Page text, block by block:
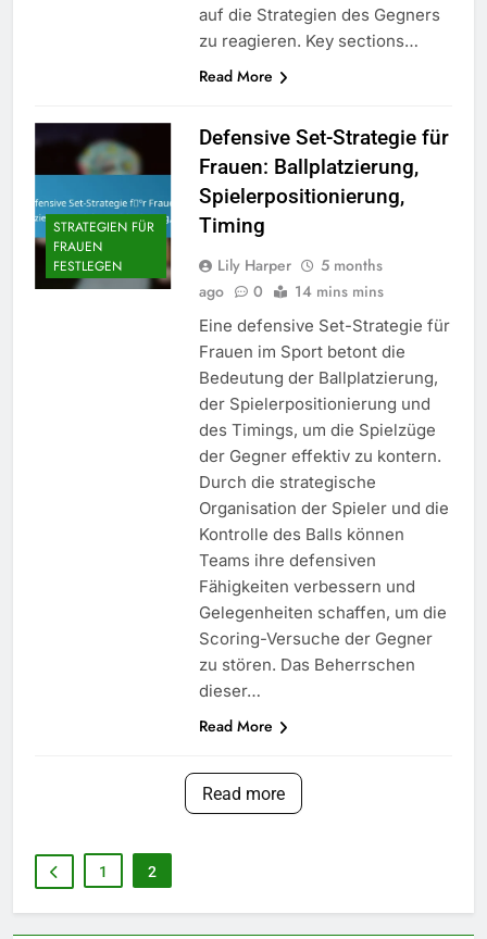
auf die Strategien des Gegners
zu reagieren. Key sections…
Read More
STRATEGIEN FÜR
FRAUEN
FESTLEGEN
Defensive Set-Strategie für
Frauen: Ballplatzierung,
Spielerpositionierung,
Timing
Lily Harper
5 months
ago
0 14 mins mins
Eine defensive Set-Strategie für
Frauen im Sport betont die
Bedeutung der Ballplatzierung,
der Spielerpositionierung und
des Timings, um die Spielzüge
der Gegner effektiv zu kontern.
Durch die strategische
Organisation der Spieler und die
Kontrolle des Balls können
Teams ihre defensiven
Fähigkeiten verbessern und
Gelegenheiten schaffen, um die
Scoring-Versuche der Gegner
zu stören. Das Beherrschen
dieser…
Read More
Read more
1 2